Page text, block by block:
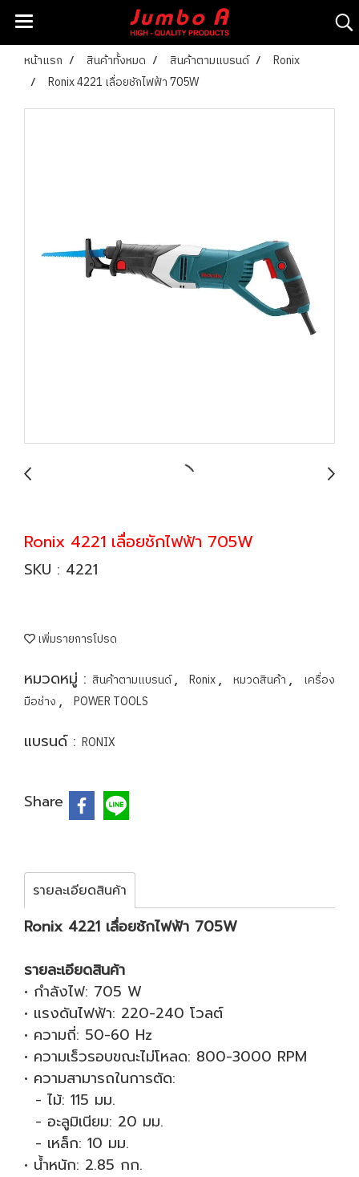
หน้าแรก สินค้าทั้งหมด สินค้าตามแบรนด์
Ronix
Ronix 4221 เลื่อยชักไฟฟ้า 705W
Ronix 4221 เลื่อยชักไฟฟ้า 705W
SKU : 4221
เพิ่มรายการโปรด
หมวดหมู่ : สินค้าตามแบรนด์, Ronix, หมวดสินค้า ,
เครื่อง
มือช่าง , POWER TOOLS
แบรนด์ : RONIX
Share
รายละเอียดสินค้า
Ronix 4221 เลื่อยชักไฟฟ้า 705W
รายละเอียดสินค้า
• กำลังไฟ: 705 W
• แรงดันไฟฟ้า: 220-240 โวลต์
• ความถี่: 50-60 Hz
• ความเร็วรอบขณะไม่โหลด: 800-3000 RPM
• ความสามารถในการตัด:
- ไม้: 115 มม.
- อะลูมิเนียม: 20 มม.
- เหล็ก: 10 มม.
• น้ำหนัก: 2.85 กก.